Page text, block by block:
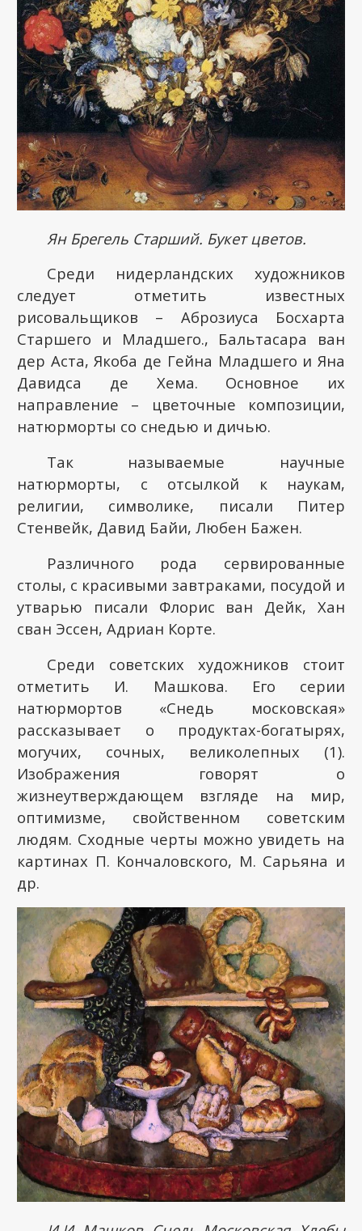
Ян Брегель Старший. Букет цветов.
Среди нидерландских художников
следует отметить известных
рисовальщиков – Аброзиуса Босхарта
Старшего и Младшего., Бальтасара ван
дер Аста, Якоба де Гейна Младшего и Яна
Давидса де Хема. Основное их
направление – цветочные композиции,
натюрморты со снедью и дичью.
Так называемые научные
натюрморты, с отсылкой к наукам,
религии, символике, писали Питер
Стенвейк, Давид Байи, Любен Бажен.
Различного рода сервированные
столы, с красивыми завтраками, посудой и
утварью писали Флорис ван Дейк, Хан
сван Эссен, Адриан Корте.
Среди советских художников стоит
отметить И. Машкова. Его серии
натюрмортов «Снедь московская»
рассказывает о продуктах-богатырях,
могучих, сочных, великолепных (1).
Изображения говорят о
жизнеутверждающем взгляде на мир,
оптимизме, свойственном советским
людям. Сходные черты можно увидеть на
картинах П. Кончаловского, М. Сарьяна и
др.